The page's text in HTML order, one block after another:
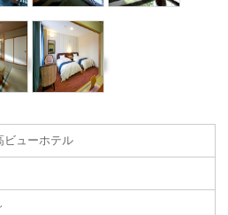
ビューホテル